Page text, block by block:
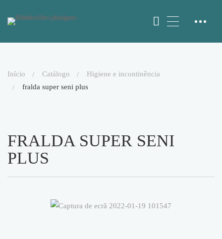
início catálogo
higiene e incontinência
fralda super seni plus
FRALDA SUPER SENI
PLUS